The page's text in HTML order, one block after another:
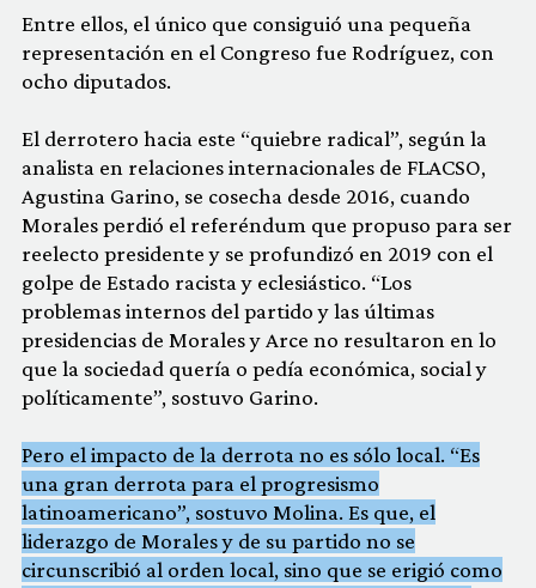
Entre ellos, el único que consiguió una pequeña
representación en el Congreso fue Rodríguez, con
ocho diputados.
El derrotero hacia este “quiebre radical”, según la
analista en relaciones internacionales de FLACSO,
Agustina Garino, se cosecha desde 2016, cuando
Morales perdió el referéndum que propuso para ser
reelecto presidente y se profundizó en 2019 con el
golpe de Estado racista y eclesiástico. “Los
problemas internos del partido y las últimas
presidencias de Morales y Arce no resultaron en lo
que la sociedad quería o pedía económica, social y
políticamente”, sostuvo Garino.
Pero el impacto de la derrota no es sólo local. “Es
una gran derrota para el progresismo
latinoamericano”, sostuvo Molina. Es que, el
liderazgo de Morales y de su partido no se
circunscribió al orden local, sino que se erigió como